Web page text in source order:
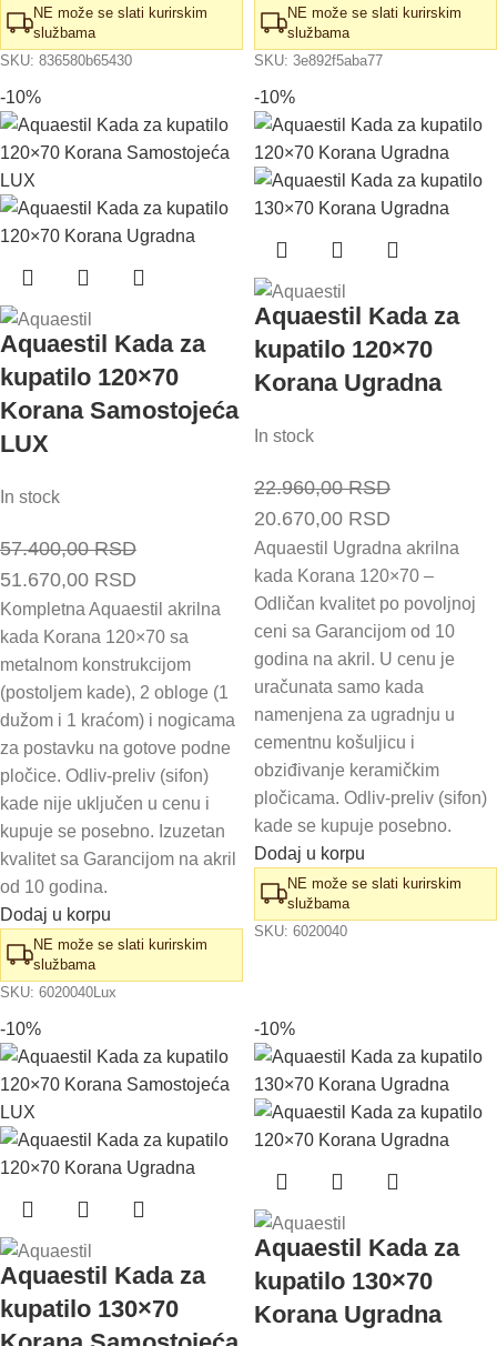
NE može se slati kurirskim
službama
SKU: 836580b65430
NE može se slati kurirskim
službama
SKU: 3e892f5aba77
-10%
Aquaestil Kada za
kupatilo 120×70
Korana Samostojeća
LUX
In stock
57.400,00RSD
Originalna
cena
je
bila:
57.400,00 RSD.
51.670,00 RSD
cena
je:
51.670,00 RSD.
Kompletna Aquaestil akrilna
kada Korana 120×70 sa
metalnom konstrukcijom
(postoljem kade), 2 obloge (1
dužom i 1 kraćom) i nogicama
za postavku na gotove podne
pločice. Odliv-preliv (sifon)
kade nije uključen u cenu i
kupuje se posebno. Izuzetan
kvalitet sa Garancijom na akril
od 10 godina.
Dodaj u korpu
NE može se slati kurirskim
službama
SKU: 6020040Lux
-10%
Aquaestil Kada za
kupatilo 120×70
Korana Ugradna
In stock
22.960,00RSD
Originalna
cena
je
bila:
22.960,00 RSD.
20.670,00 RSD
cena
je:
20.670,00
Aquaestil Ugradna akrilna
kada Korana 120×70 –
Odličan kvalitet po povoljnoj
ceni sa Garancijom od 10
godina na akril. U cenu je
uračunata samo kada
namenjena za ugradnju u
cementnu košuljicu i
obziđivanje keramičkim
pločicama. Odliv-preliv (sifon)
kade se kupuje posebno.
Dodaj u korpu
NE može se slati kurirskim
službama
SKU: 6020040
-10%
Aquaestil Kada za
kupatilo 130×70
-10%
Aquaestil Kada za
kupatilo 130×70
Korana Ugradna